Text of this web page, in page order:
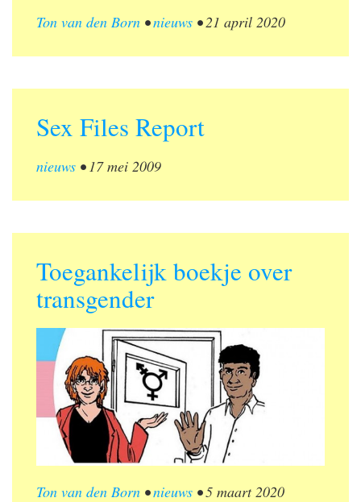
Ton van den Born •nieuws •21 april 2020
Sex Files Report
nieuws • 17 mei 2009
Toegankelijk boekje over
transgender
Ton van den Born •nieuws •5 maart 2020